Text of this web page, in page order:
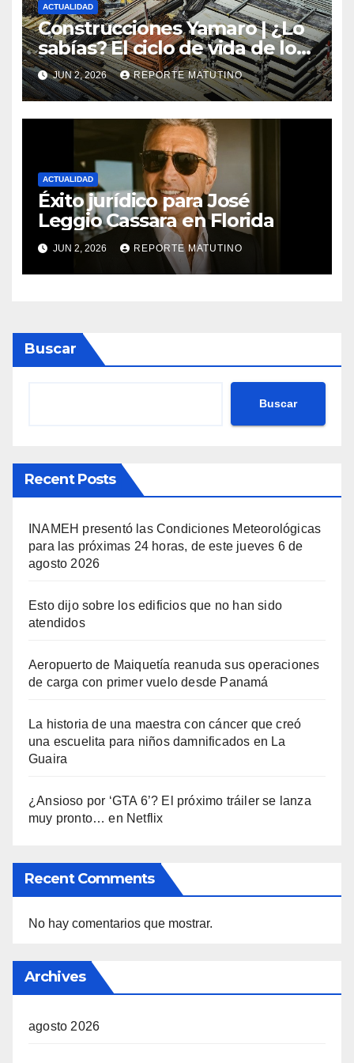
ACTUALIDAD
Construcciones Yamaro | ¿Lo
sabías? El ciclo de vida de los
materiales de construcción
revoluciona eficiencia en
proyectos modernos
JUN 2, 2026 REPORTE MATUTINO
ACTUALIDAD
Éxito jurídico para José
Leggio Cassara en Florida
JUN 2, 2026 REPORTE MATUTINO
Buscar
Buscar
Recent Posts
INAMEH presentó las Condiciones Meteorológicas
para las próximas 24 horas, de este jueves 6 de
agosto 2026
Esto dijo sobre los edificios que no han sido
atendidos
Aeropuerto de Maiquetía reanuda sus operaciones
de carga con primer vuelo desde Panamá
La historia de una maestra con cáncer que creó
una escuelita para niños damnificados en La
Guaira
¿Ansioso por ‘GTA 6’? El próximo tráiler se lanza
muy pronto… en Netflix
Recent Comments
No hay comentarios que mostrar.
Archives
agosto 2026